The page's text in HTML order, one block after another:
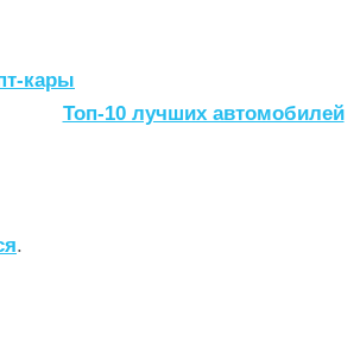
кары
Топ-10 лучших автомобилей
.